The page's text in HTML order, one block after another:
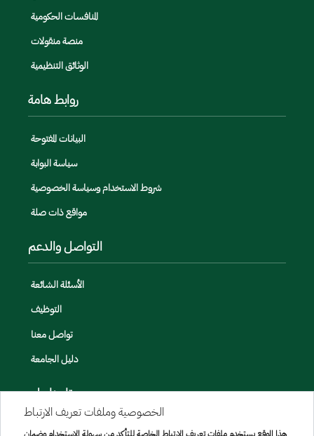
المنافسات الحكومية
منصة منقولات
الوثائق التنظيمية
روابط هامة
البيانات المفتوحة
سياسة البوابة
شروط الاستخدام وسياسة الخصوصية
مواقع ذات صلة
التواصل والدعم
الأسئلة الشائعة
التوظيف
تواصل معنا
دليل الجامعة
تابعنا على
الخصوصية وملفات تعريف الارتباط